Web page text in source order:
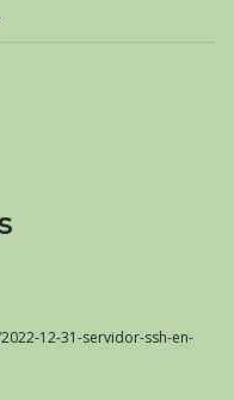
12-31-servidor-ssh-en-